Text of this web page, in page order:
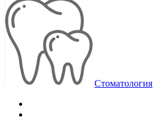
Стоматология